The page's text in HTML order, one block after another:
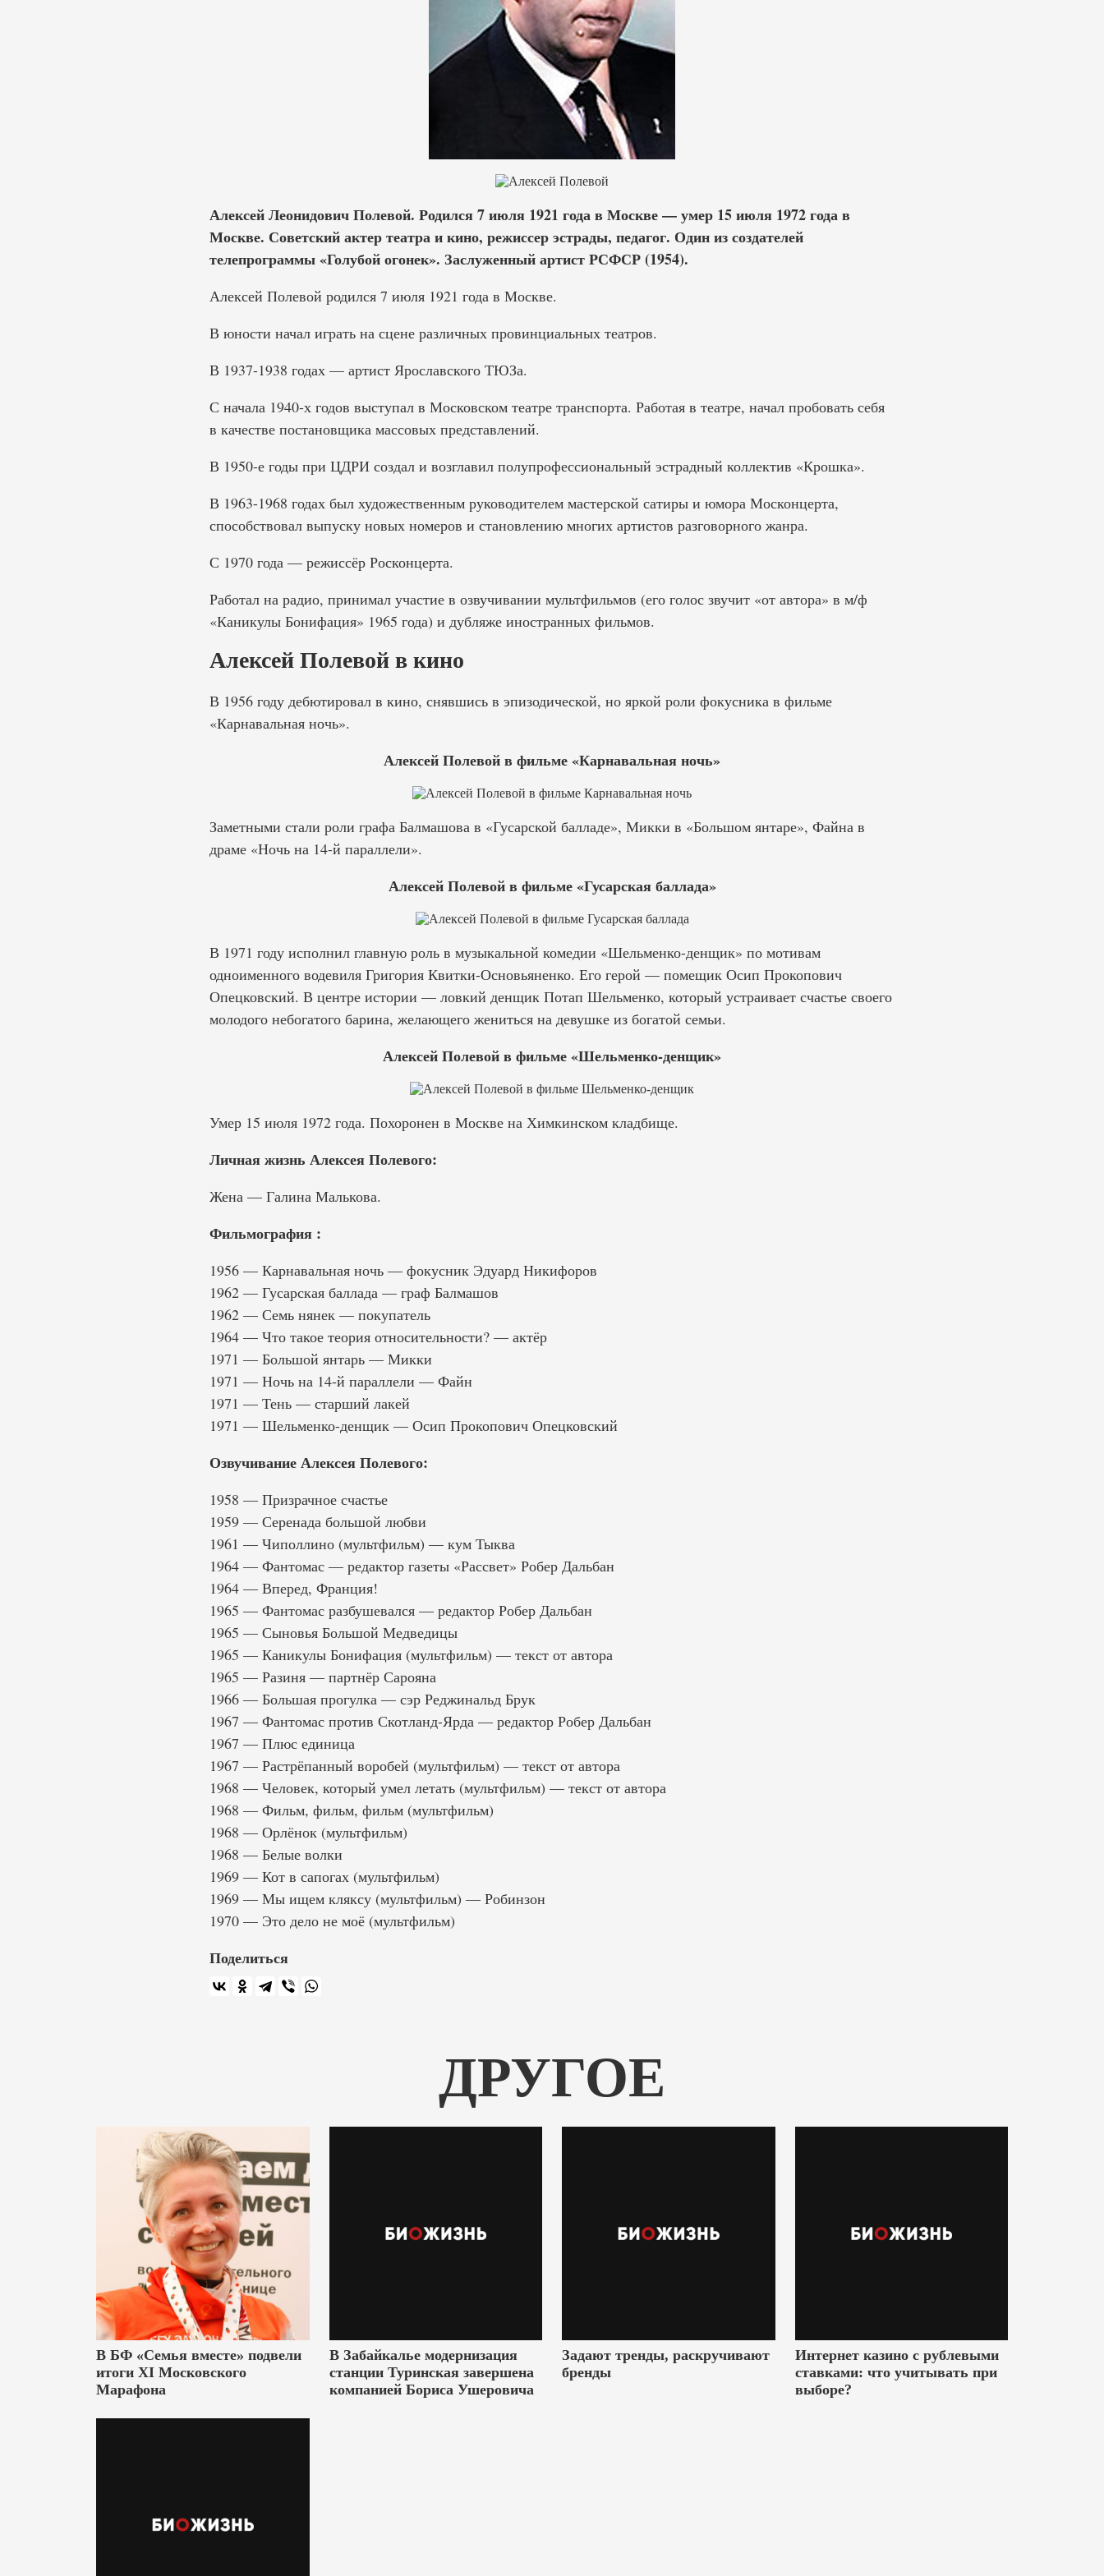
Алексей Леонидович Полевой. Родился 7 июля 1921 года в Москве — умер 15 июля 1972 года в
Москве. Советский актер театра и кино, режиссер эстрады, педагог. Один из создателей
телепрограммы «Голубой огонек». Заслуженный артист РСФСР (1954).
Алексей Полевой родился 7 июля 1921 года в Москве.
В юности начал играть на сцене различных провинциальных театров.
В 1937-1938 годах — артист Ярославского ТЮЗа.
С начала 1940-х годов выступал в Московском театре транспорта. Работая в театре, начал пробовать себя
в качестве постановщика массовых представлений.
В 1950-е годы при ЦДРИ создал и возглавил полупрофессиональный эстрадный коллектив «Крошка».
В 1963-1968 годах был художественным руководителем мастерской сатиры и юмора Москонцерта,
способствовал выпуску новых номеров и становлению многих артистов разговорного жанра.
С 1970 года — режиссёр Росконцерта.
Работал на радио, принимал участие в озвучивании мультфильмов (его голос звучит «от автора» в м/ф
«Каникулы Бонифация» 1965 года) и дубляже иностранных фильмов.
Алексей Полевой в кино
В 1956 году дебютировал в кино, снявшись в эпизодической, но яркой роли фокусника в фильме
«Карнавальная ночь».
Алексей Полевой в фильме «Карнавальная ночь»
Заметными стали роли графа Балмашова в «Гусарской балладе», Микки в «Большом янтаре», Файна в
драме «Ночь на 14-й параллели».
Алексей Полевой в фильме «Гусарская баллада»
В 1971 году исполнил главную роль в музыкальной комедии «Шельменко-денщик» по мотивам
одноименного водевиля Григория Квитки-Основьяненко. Его герой — помещик Осип Прокопович
Опецковский. В центре истории — ловкий денщик Потап Шельменко, который устраивает счастье своего
молодого небогатого барина, желающего жениться на девушке из богатой семьи.
Алексей Полевой в фильме «Шельменко-денщик»
Умер 15 июля 1972 года. Похоронен в Москве на Химкинском кладбище.
Личная жизнь Алексея Полевого:
Жена — Галина Малькова.
Фильмография :
1956 — Карнавальная ночь — фокусник Эдуард Никифоров
1962 — Гусарская баллада — граф Балмашов
1962 — Семь нянек — покупатель
1964 — Что такое теория относительности? — актёр
1971 — Большой янтарь — Микки
1971 — Ночь на 14-й параллели — Файн
1971 — Тень — старший лакей
1971 — Шельменко-денщик — Осип Прокопович Опецковский
Озвучивание Алексея Полевого:
1958 — Призрачное счастье
1959 — Серенада большой любви
1961 — Чиполлино (мультфильм) — кум Тыква
1964 — Фантомас — редактор газеты «Рассвет» Робер Дальбан
1964 — Вперед, Франция!
1965 — Фантомас разбушевался — редактор Робер Дальбан
1965 — Сыновья Большой Медведицы
1965 — Каникулы Бонифация (мультфильм) — текст от автора
1965 — Разиня — партнёр Сарояна
1966 — Большая прогулка — сэр Реджинальд Брук
1967 — Фантомас против Скотланд-Ярда — редактор Робер Дальбан
1967 — Плюс единица
1967 — Растрёпанный воробей (мультфильм) — текст от автора
1968 — Человек, который умел летать (мультфильм) — текст от автора
1968 — Фильм, фильм, фильм (мультфильм)
1968 — Орлёнок (мультфильм)
1968 — Белые волки
1969 — Кот в сапогах (мультфильм)
1969 — Мы ищем кляксу (мультфильм) — Робинзон
1970 — Это дело не моё (мультфильм)
Поделиться
ДРУГОЕ
В БФ «Семья вместе» подвели
итоги XI Московского
Марафона
В Забайкалье модернизация
станции Туринская завершена
компанией Бориса Ушеровича
Задают тренды, раскручивают
бренды
Интернет казино с рублевыми
ставками: что учитывать при
выборе?